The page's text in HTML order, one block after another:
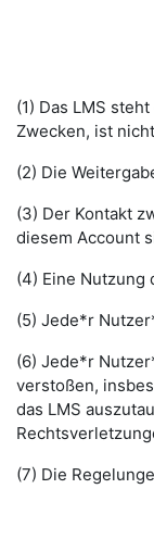
(1) Das LMS
Zwecken, ist
(2) Die
(3) Der Kontakt
diesem Account
(4) Eine
(5) Jede*r
(6) Jede*r
verstoßen,
das LMS
(7) Die